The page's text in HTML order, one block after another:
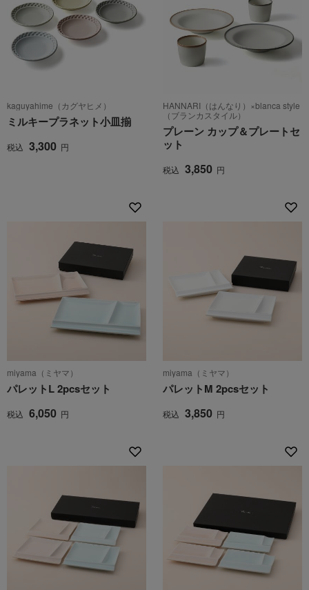
kaguyahime（カグヤヒメ）
ミルキープラネット小皿揃
税込 3,300 円
HANNARI（はんなり）×blanca style
（ブランカスタイル）
プレーン カップ＆プレートセ
ット
税込 3,850 円
miyama（ミヤマ）
パレットL 2pcsセット
税込 6,050 円
miyama（ミヤマ）
パレットM 2pcsセット
税込 3,850 円